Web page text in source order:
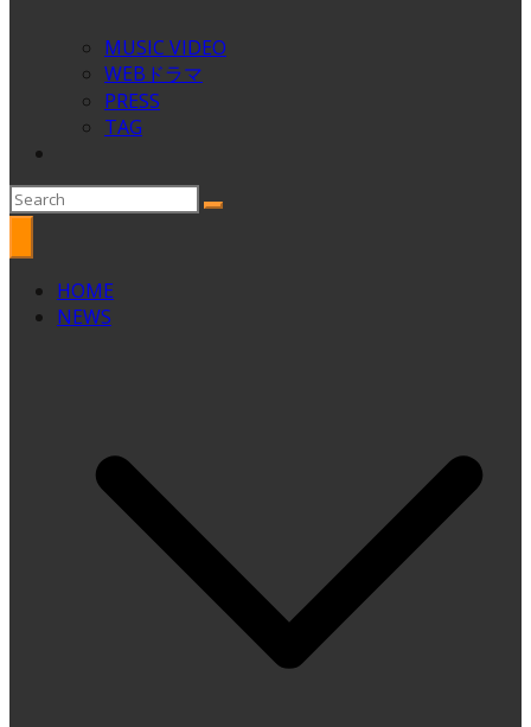
MUSIC VIDEO
WEBドラマ
PRESS
TAG
HOME
NEWS